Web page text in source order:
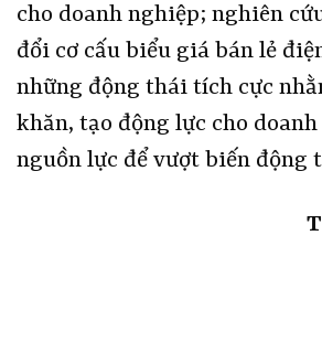
cho doanh nghiệp; nghiên
đổi cơ cấu biểu giá bán lẻ
những động thái tích cực
khăn, tạo động lực cho
nguồn lực để vượt biến động